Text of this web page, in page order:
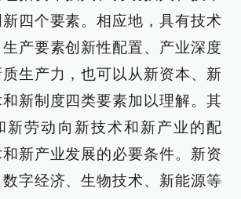
四个要素。相应地，具有技术
产要素创新性配置、产业深度
生产力，也可以从新资本、新
新制度四类要素加以理解。其
新劳动向新技术和新产业的配
新产业发展的必要条件。新资
字经济、生物技术、新能源等